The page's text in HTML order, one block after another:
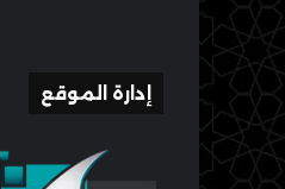
إدارة الموقع